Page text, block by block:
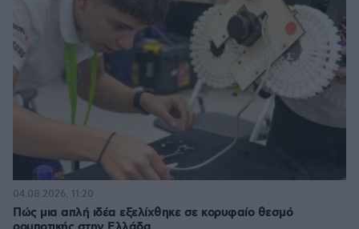
Πώς μια απλή ιδέα εξελίχθηκε σε κορυφαίο θεσμό
04.08.2026, 11:20